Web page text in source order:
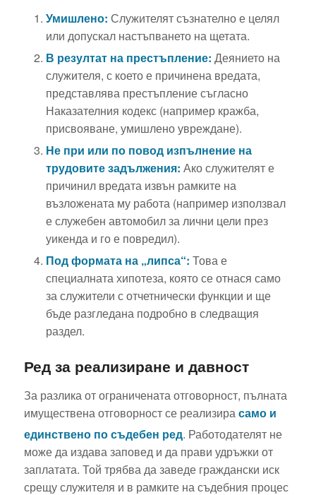
Умишлено: Служителят съзнателно е целял
или допускал настъпването на щетата.
В резултат на престъпление: Деянието на
служителя, с което е причинена вредата,
представлява престъпление съгласно
Наказателния кодекс (например кражба,
присвояване, умишлено увреждане).
Не при или по повод изпълнение на
трудовите задължения: Ако служителят е
причинил вредата извън рамките на
възложената му работа (например използвал
е служебен автомобил за лични цели през
уикенда и го е повредил).
Под формата на „липса“: Това е
специалната хипотеза, която се отнася само
за служители с отчетнически функции и ще
бъде разгледана подробно в следващия
раздел.
Ред за реализиране и давност
За разлика от ограничената отговорност, пълната
имуществена отговорност се реализирасамо и
единствено по съдебен ред. Работодателят не
може да издава заповед и да прави удръжки от
заплатата. Той трябва да заведе граждански иск
срещу служителя и в рамките на съдебния процес